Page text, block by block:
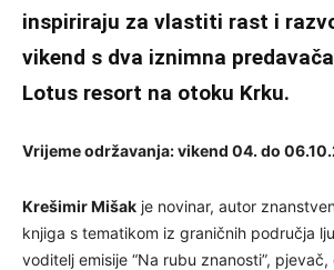
inspiriraju za vlastiti rast i
vikend s dva iznimna
Lotus resort na otoku Krku.
Vrijeme održavanja: vikend 04. do
Krešimir Mišak je novinar, autor
knjiga s tematikom iz graničnih područja
voditelj emisije “Na rubu znanosti”,